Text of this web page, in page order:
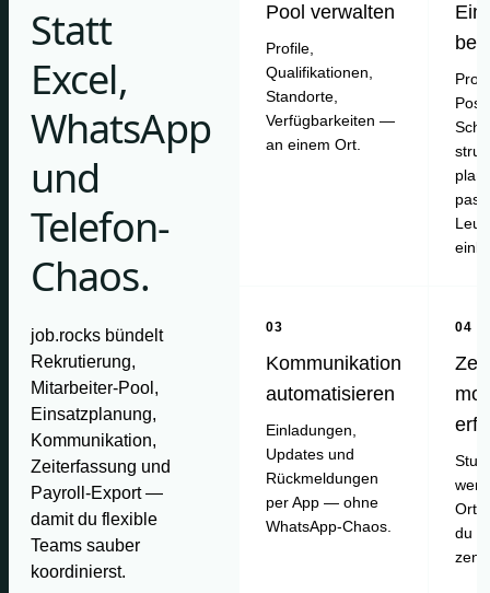
Statt
Excel,
WhatsApp
und
Telefon-
Chaos.
job.rocks bündelt
Rekrutierung,
Mitarbeiter-Pool,
Einsatzplanung,
Kommunikation,
Zeiterfassung und
Payroll-Export —
damit du flexible
Teams sauber
koordinierst.
Pool verwalten
Profile,
Qualifikationen,
Standorte,
Verfügbarkeiten —
an einem Ort.
03
Kommunikation
automatisieren
Einladungen,
Updates und
Rückmeldungen
per App — ohne
WhatsApp-Chaos.
04
Ort
du